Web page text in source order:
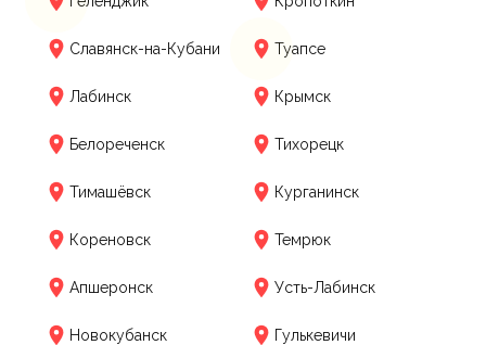
Славянск-на-Кубани Туапсе
Лабинск Крымск
Белореченск Тихорецк
Тимашёвск Курганинск
Кореновск Темрюк
Апшеронск Усть-Лабинск
Новокубанск Гулькевичи